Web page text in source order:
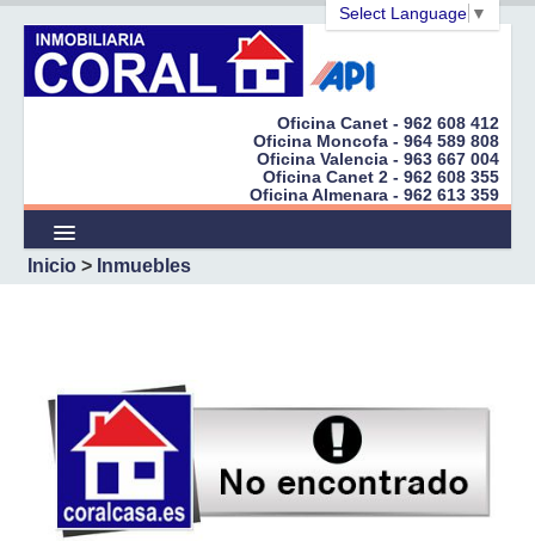
Select Language ▼
Oficina Canet - 962 608 412
Oficina Moncofa - 964 589 808
Oficina Valencia - 963 667 004
Oficina Canet 2 - 962 608 355
Oficina Almenara - 962 613 359
Inmuebles
Cert. Energéticos
Enlaces
Inicio > Inmuebles